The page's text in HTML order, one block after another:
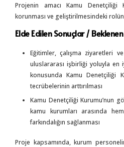
Projenin amacı Kamu Denetçiliği
korunması ve geliştirilmesindeki
Elde Edilen Sonuçlar / Beklenen
Eğitimler, çalışma ziyaretleri
uluslararası işbirliği yoluyla en
konusunda Kamu Denetçiliği
tecrübelerinin arttırılması
Kamu Denetçiliği Kurumu’nun
kamu kurumları arasında
farkındalığın sağlanması
Proje kapsamında, kurum